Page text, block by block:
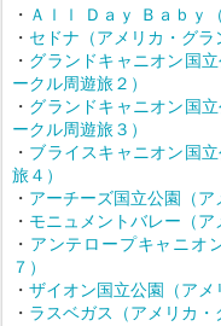
・ Ａｌｌ Ｄａｙ Ｂａｂｙ
・ セドナ（アメリカ・グラ
・ グランドキャニオン国
ークル周遊旅２）
・ グランドキャニオン国
ークル周遊旅３）
・ ブライスキャニオン国
旅４）
・ アーチーズ国立公園（ア
・ モニュメントバレー（ア
・ アンテロープキャニオ
７）
・ ザイオン国立公園（アメ
・ ラスベガス（アメリカ・